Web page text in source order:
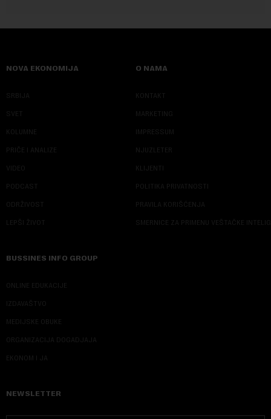
NOVA EKONOMIJA
SRBIJA
SVET
KOLUMNE
PRIČE I ANALIZE
VIDEO
PODCAST
ODRŽIVOST
LEPŠI ŽIVOT
O NAMA
KONTAKT
MARKETING
IMPRESSUM
NJUZLETER
KLIJENTI
POLITIKA PRIVATNOSTI
PRAVILA KORIŠĆENJA
SMERNICE ZA PRIMENU VEŠTAČKE
BUSSINES INFO GROUP
ONLINE EDUKACIJE
IZDAVAŠTVO
MEDIJSKE OBUKE
ORGANIZACIJA DOGADJAJA
EKONOM I JA
NEWSLETTER